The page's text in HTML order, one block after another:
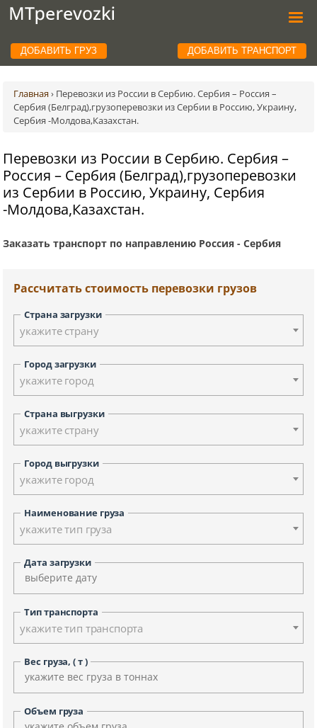
ДОБАВИТЬ ГРУЗ ДОБАВИТЬ ТРАНСПОРТ
Главная › Перевозки из России в Сербию. Сербия – Россия –
Сербия (Белград),грузоперевозки из Сербии в Россию, Украину,
Сербия -Молдова,Казахстан.
Перевозки из России в Сербию. Сербия –
Россия – Сербия (Белград),грузоперевозки
из Сербии в Россию, Украину, Сербия
-Молдова,Казахстан.
Заказать транспорт по направлению Россия - Сербия
Рассчитать стоимость перевозки грузов
Страна загрузки
укажите страну
Город загрузки
укажите город
Страна выгрузки
укажите страну
Город выгрузки
укажите город
Наименование груза
укажите тип груза
Дата загрузки
Тип транспорта
укажите тип транспорта
Вес груза, ( т )
Объем груза